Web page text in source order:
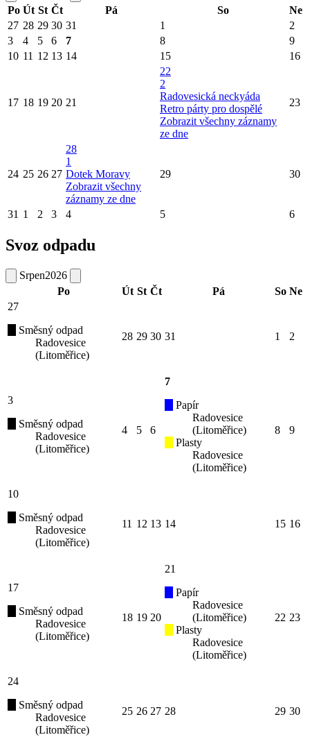
Po Út St Čt Pá So
Ne
27 28 29 30 31 1
2
3
4 5 6 7 8
9
10 11 12 13 14 15 16
17 18 19 20 21
22
2
Radovesická neckyáda
Retro párty pro dospělé
Zobrazit všechny záznamy
ze dne
23
24 25 26 27
28
1
Dotek Moravy
Zobrazit všechny
záznamy ze dne
29 30
31 1 2 3 4 5 6
Svoz odpadu
Srpen2026
Po
Út St Čt Pá So Ne
27
Směsný odpad
Radovesice
(Litoměřice)
28 29 30 31 1 2
3
Směsný odpad
Radovesice
(Litoměřice)
4 5 6
7
Papír
Radovesice
(Litoměřice)
Plasty
Radovesice
(Litoměřice)
8 9
10
Směsný odpad
Radovesice
(Litoměřice)
11 12 13 14 15 16
17
Směsný odpad
Radovesice
(Litoměřice)
18 19 20
21
Papír
Radovesice
(Litoměřice)
Plasty
Radovesice
(Litoměřice)
22 23
24
Směsný odpad
Radovesice
(Litoměřice)
25 26 27 28 29 30